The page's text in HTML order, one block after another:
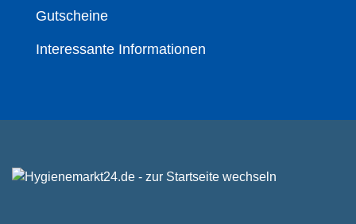
Gutscheine
Interessante Informationen